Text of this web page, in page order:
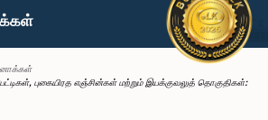
புகையிரத எஞ்சின்கள் மற்றும் இயக்குவலுத் தொகுதிகள்: